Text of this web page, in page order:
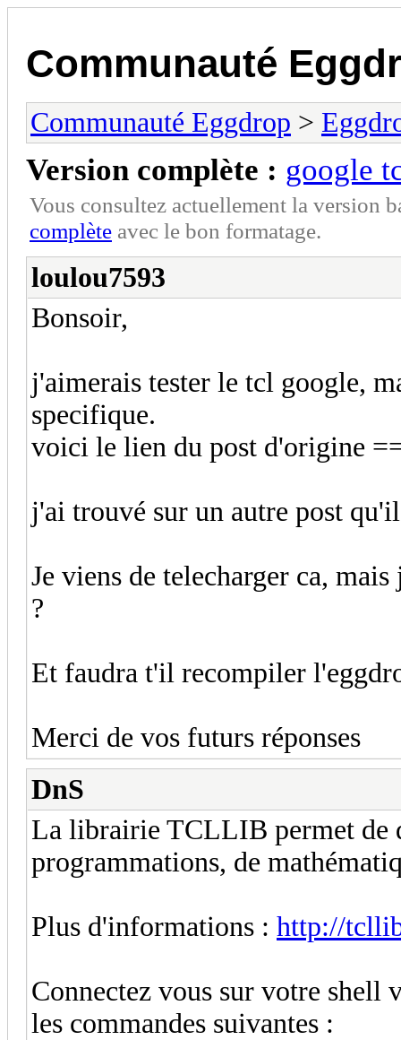
Communauté
Communauté Eggdrop >
Version complète : google
Vous consultez actuellement la version
complète avec le bon formatage.
loulou7593
Bonsoir,
j'aimerais tester le tcl google,
specifique.
voici le lien du post d'origine
j'ai trouvé sur un autre post
Je viens de telecharger ca,
?
Et faudra t'il recompiler
Merci de vos futurs réponses
DnS
La librairie TCLLIB permet de
programmations, de
Plus d'informations : http://
Connectez vous sur votre shell
les commandes suivantes :